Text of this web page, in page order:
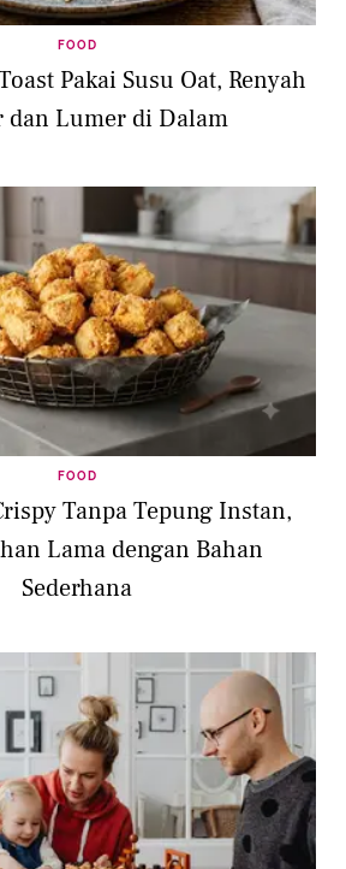
FOOD
Pakai Susu Oat, Renyah
dan Lumer di Dalam
FOOD
Tanpa Tepung Instan,
Lama dengan Bahan
Sederhana